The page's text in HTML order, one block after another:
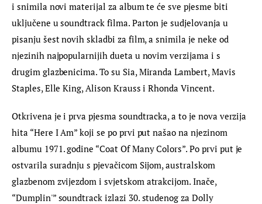
i snimila novi materijal za album te će sve pjesme biti
uključene u soundtrack filma. Parton je sudjelovanja u
pisanju šest novih skladbi za film, a snimila je neke od
njezinih najpopularnijih dueta u novim verzijama i s
drugim glazbenicima. To su Sia, Miranda Lambert, Mavis
Staples, Elle King, Alison Krauss i Rhonda Vincent.
Otkrivena je i prva pjesma soundtracka, a to je nova verzija
hita “Here I Am” koji se po prvi put našao na njezinom
albumu 1971. godine “Coat Of Many Colors”. Po prvi put je
ostvarila suradnju s pjevačicom Sijom, australskom
glazbenom zvijezdom i svjetskom atrakcijom. Inače,
“Dumplin'” soundtrack izlazi 30. studenog za Dolly